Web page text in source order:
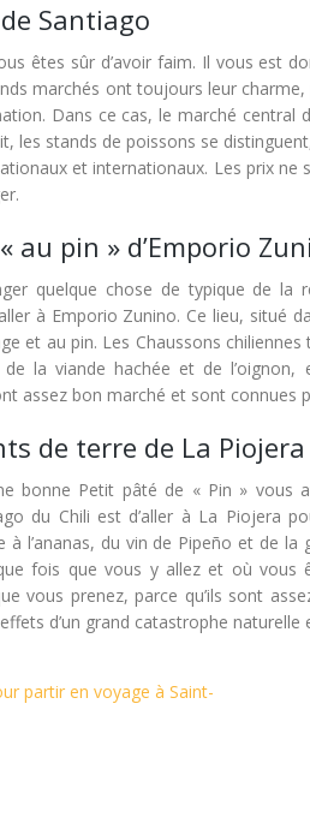
Santiago
êtes sûr d’avoir faim. Il vous est
marchés ont toujours leur
Dans ce cas, le marché
les stands de poissons se
et internationaux. Les prix
au pin » d’Emporio
quelque chose de typique de
à Emporio Zunino. Ce lieu, situé
et au pin. Les Chaussons
de la viande hachée et de
assez bon marché et sont connues
de terre de La Piojera
bonne Petit pâté de « Pin » vous
du Chili est d’aller à La Piojera
l’ananas, du vin de Pipeño et de la
fois que vous y allez et où
vous prenez, parce qu’ils sont
d’un grand catastrophe
partir en voyage à Saint-